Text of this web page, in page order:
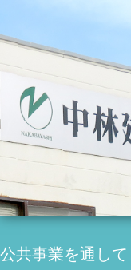
公共事業を通して